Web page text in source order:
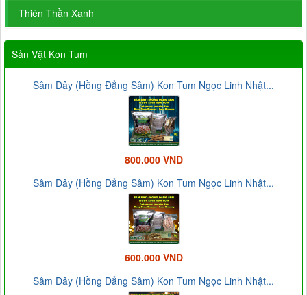
Thiên Thần Xanh
Sản Vật Kon Tum
Sâm Dây (Hồng Đẳng Sâm) Kon Tum Ngọc Linh Nhật...
800.000 VND
Sâm Dây (Hồng Đẳng Sâm) Kon Tum Ngọc Linh Nhật...
600.000 VND
Sâm Dây (Hồng Đẳng Sâm) Kon Tum Ngọc Linh Nhật...